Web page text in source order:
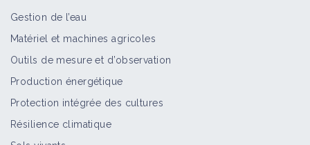
Gestion de l’eau
Matériel et machines agricoles
Outils de mesure et d’observation
Production énergétique
Protection intégrée des cultures
Résilience climatique